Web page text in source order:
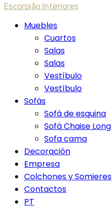
Escorpião Interiores
Muebles
Cuartos
Salas
Salas
Vestíbulo
Vestíbulo
Sofás
Sofá de esquina
Sofá Chaise Long
Sofa cama
Decoración
Empresa
Colchones y Somieres
Contactos
PT